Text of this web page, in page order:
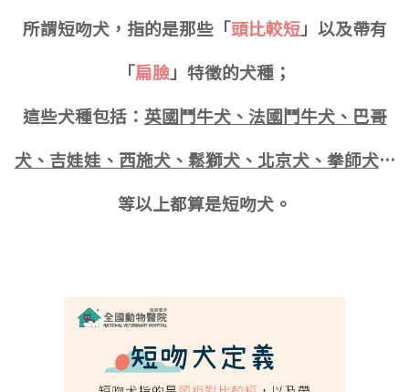
所謂短吻犬，指的是那些「頭比較短」以及帶有
「扁臉」特徵的犬種 ；
這些犬種包括： 英國鬥牛犬、法國鬥牛犬、巴哥
犬、吉娃娃、西施犬、鬆獅犬、北京犬、拳師犬…
等以上都算是短吻犬。